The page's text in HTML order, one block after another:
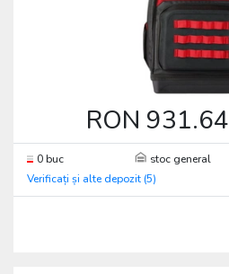
RON 931.64
0 buc
stoc general
Verificați și alte depozit (5)